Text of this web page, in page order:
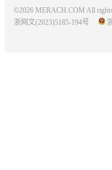
©2026 MERACH.COM All rights
浙网文(2023)5185-194号